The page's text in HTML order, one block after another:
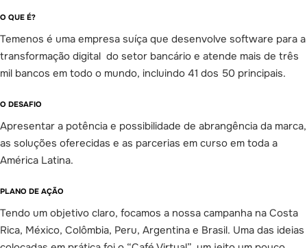
O QUE É?
Temenos é uma empresa suíça que desenvolve software para a
transformação digital do setor bancário e atende mais de três
mil bancos em todo o mundo, incluindo 41 dos 50 principais.
O DESAFIO
Apresentar a potência e possibilidade de abrangência da marca,
as soluções oferecidas e as parcerias em curso em toda a
América Latina.
PLANO DE AÇÃO
Tendo um objetivo claro, focamos a nossa campanha na Costa
Rica, México, Colômbia, Peru, Argentina e Brasil. Uma das ideias